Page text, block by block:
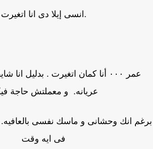
.انسى إيلا دى انا اتغيرت
عمر ٠٠٠ أنا كمان اتغيرت . بدليل انا
عريانه. و معملتش حاجة
انك وحشانى و ماسك نفسى
فى ايه وقت